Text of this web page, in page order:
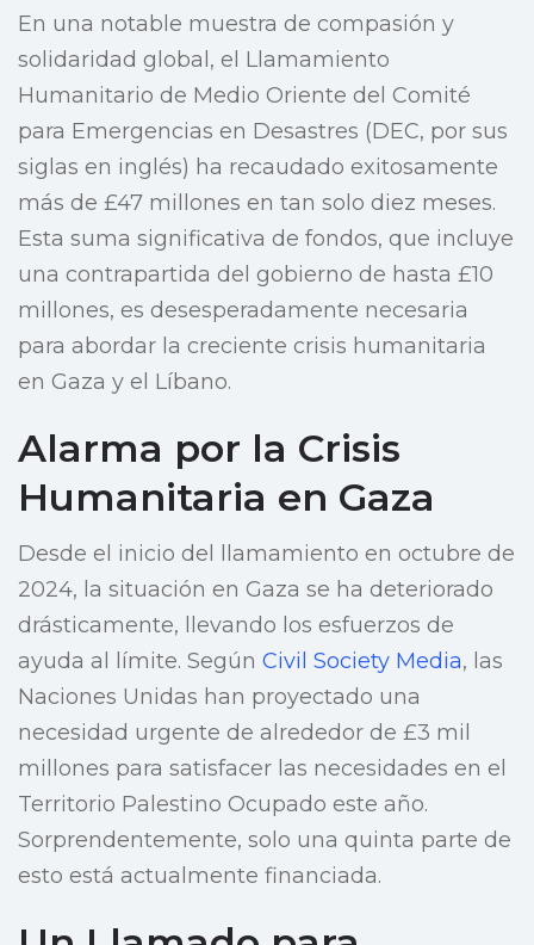
En una notable muestra de compasión y
solidaridad global, el Llamamiento
Humanitario de Medio Oriente del Comité
para Emergencias en Desastres (DEC, por sus
siglas en inglés) ha recaudado exitosamente
más de £47 millones en tan solo diez meses.
Esta suma significativa de fondos, que incluye
una contrapartida del gobierno de hasta £10
millones, es desesperadamente necesaria
para abordar la creciente crisis humanitaria
en Gaza y el Líbano.
Alarma por la Crisis
Humanitaria en Gaza
Desde el inicio del llamamiento en octubre de
2024, la situación en Gaza se ha deteriorado
drásticamente, llevando los esfuerzos de
ayuda al límite. Según Civil Society Media, las
Naciones Unidas han proyectado una
necesidad urgente de alrededor de £3 mil
millones para satisfacer las necesidades en el
Territorio Palestino Ocupado este año.
Sorprendentemente, solo una quinta parte de
esto está actualmente financiada.